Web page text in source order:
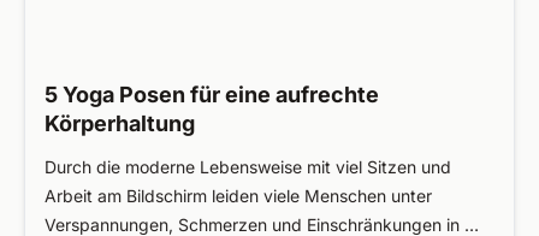
5 Yoga Posen für eine aufrechte
Körperhaltung
Durch die moderne Lebensweise mit viel Sitzen und
Arbeit am Bildschirm leiden viele Menschen unter
Verspannungen, Schmerzen und Einschränkungen in …